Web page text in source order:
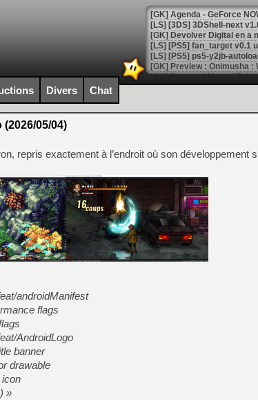
[GK] Agenda - GeForce
[GK] Devolver Digital en a
[LS] [PS5] ps5-y2jb-
[GK] Pourquoi Marvel
[GK] Test : Restory : Chill
[GK] GTA 6 : Rockstar
[GK] Hot Wheels Infinite
[GK] Mémoire cash -
[GK] Résultats Nintendo :
[GK] Déjà des
[Mo5] Brickboy cherche à
[GK] Minecraft et ses «
[GK] Beast of
[GK] Ubisoft : fin de partie
[GK] Mémoire cash -
[GK] Dan Houser (GTA)
[GK] Comment EA Sports
[GK] Crimson Moon : un
[GK] Isle of Reveries : le
[GK] Moonlighter 2 : The
[GK] Capcom relance
[Mo5] Deux inédits du
[GK] Le beat'em up The
[GK] Endless Legend 2 :
Divers Chat
05/04)
repris exactement à l’endroit où son développement
androidManifest
flags
AndroidLogo
banner
drawable
icon
»